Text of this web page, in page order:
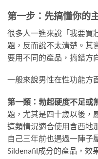
第一步：先搞懂你的
很多人一進來說「我要買
題，反而說不太清楚。其
要用不同的產品，搞錯方
一般來說男性在性功能方
第一類：勃起硬度不足或
題，尤其是四十歲以後，
這類情況適合使用含西地
自己三年前也遇過一陣子
Sildenafil成分的產品，效